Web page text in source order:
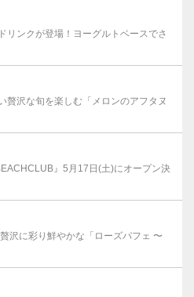
リンクが登場！ヨーグルトベースでさ
贅沢な旬を楽しむ「メロンのアフタヌ
』5月17日(土)にオープン決
沢に彩り鮮やかな「ローズパフェ 〜